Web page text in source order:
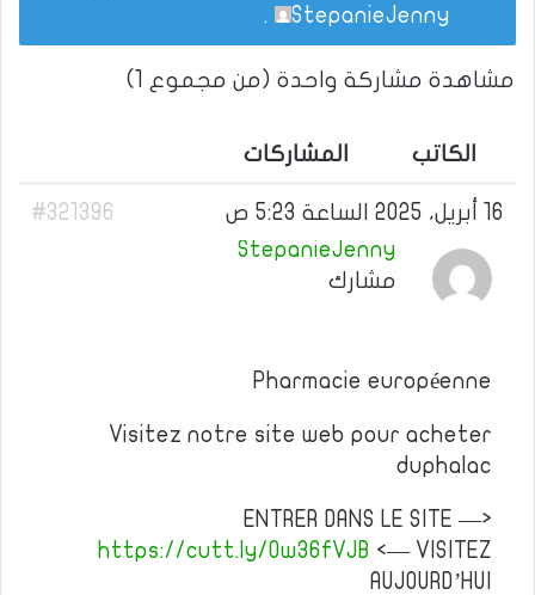
StepanieJenny
.
مشاهدة مشاركة واحدة (من مجموع 1)
الكاتب المشاركات
16 أبريل، 2025 الساعة 5:23 ص
#321396
StepanieJenny
مشارك
Pharmacie européenne
Visitez notre site web pour acheter
duphalac
ENTRER DANS LE SITE —>
https://cutt.ly/Ow36fVJB <— VISITEZ
AUJOURD’HUI